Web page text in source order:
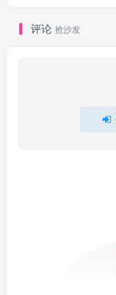
评论 抢沙发